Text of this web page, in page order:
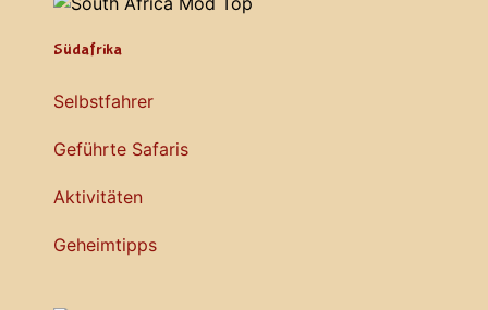
Südafrika
Selbstfahrer
Geführte Safaris
Aktivitäten
Geheimtipps